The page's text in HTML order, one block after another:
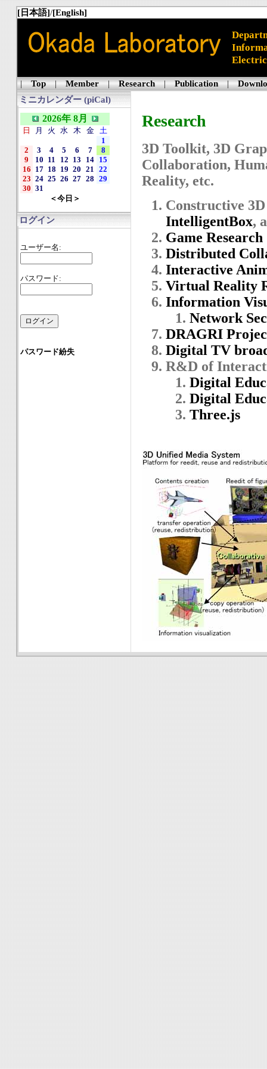
[日本語]/[English]
|Top|Member|Research|Publication|
ミニカレンダー (piCal)
2026年 8月
日 月 火 水 木 金
土
1
2
3 4 5 6 7
8
9
10 11 12 13 14 15
16 17 18 19 20 21
22
23 24 25 26 27 28
29
30 31
＜今日＞
ログイン
ユーザー名:
パスワード:
パスワード紛失
Research
3D Toolkit, 3D
Collaboration,
Reality, etc.
Constructive
IntelligentBox,
Game
Distributed
Interactive
Virtual Reality
Information
Network
DRAGRI
Digital TV
R&D of
Digital
Digital
Three.js